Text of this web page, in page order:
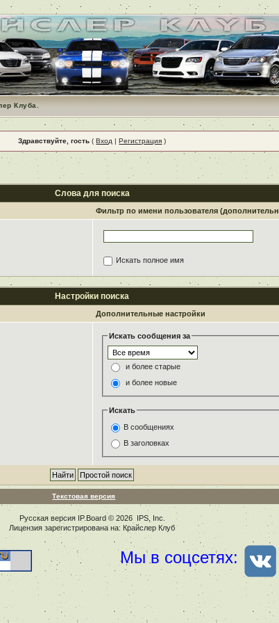
Клуба.
Здравствуйте, гость (Вход |Регистрация )
Слова для поиска
Фильтр по имени пользователя
Искать полное имя
Настройки поиска
Дополнительные настройки
Искать сообщения за
и более старые
и более новые
Искать
В сообщениях
В заголовках
Текстовая версия
Русская версия IP.Board© 2026 IPS, Inc
Лицензия зарегистрирована на: Крайслер Клуб
Мы в соцсетях: